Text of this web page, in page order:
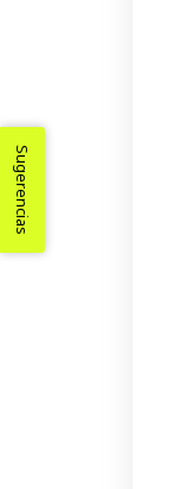
Sugerencias